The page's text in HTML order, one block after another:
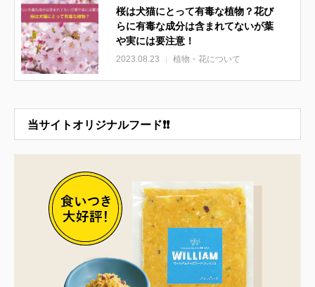
桜は犬猫にとって有毒な植物？花び
らに有毒な成分は含まれてないが葉
や実には要注意！
2023.08.23 植物・花について
当サイトオリジナルフード❗❗